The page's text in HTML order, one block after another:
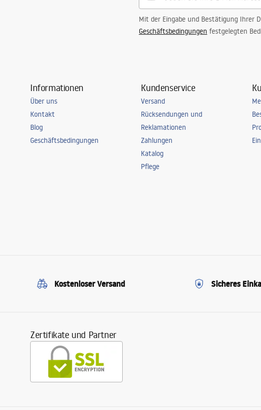
24 monate
Mit der Eingabe und Bestätigung Ihrer
Geschäftsbedingungen festgelegten
Informationen
Über uns
Kontakt
Blog
Geschäftsbedingungen
Kundenservice
Versand
Rücksendungen und
Reklamationen
Zahlungen
Katalog
Pflege
Kostenloser Versand Sicheres
Zertifikate und Partner